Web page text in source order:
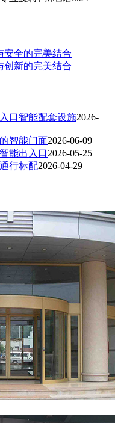
安全的完美结合
创新的完美结合
口智能配套设施2026-
智能门面2026-06-09
能出入口2026-05-25
行标配2026-04-29